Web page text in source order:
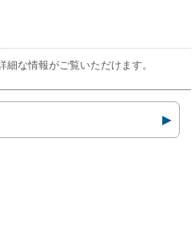
な情報がご覧いただけます。